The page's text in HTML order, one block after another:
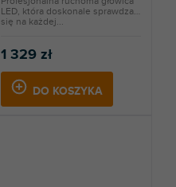
1 329 zł
DO KOSZYKA
LED, która doskonale sprawdza
się na każdej...